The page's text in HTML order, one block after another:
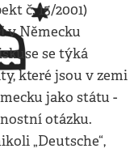
č. 15/2001)
v Německu
se týká
které jsou v zemi
jako státu -
otázku.
„Deutsche“,